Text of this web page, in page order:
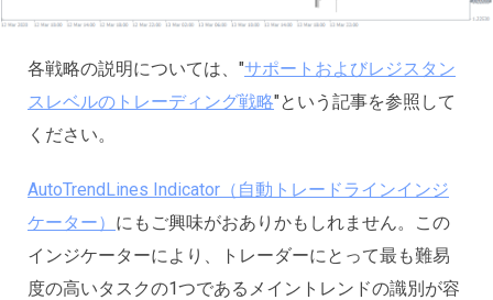
各戦略の説明については、"サポートおよびレジスタン
スレベルのトレーディング戦略"という記事を参照して
ください。
AutoTrendLines Indicator（自動トレードラインインジ
ケーター） にもご興味がおありかもしれません。この
インジケーターにより、トレーダーにとって最も難易
度の高いタスクの1つであるメイントレンドの識別が容